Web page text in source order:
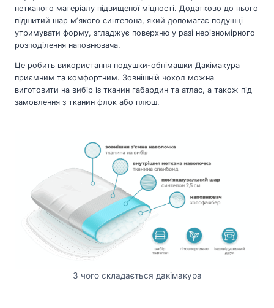
нетканого матеріалу підвищеної міцності. Додатково до нього
підшитий шар мʼякого синтепона, який допомагає подушці
утримувати форму, згладжує поверхню у разі нерівномірного
розподілення наповнювача.
Це робить використання подушки-обнімашки Дакімакура
приємним та комфортним. Зовнішній чохол можна
виготовити на вибір із тканин габардин та атлас, а також під
замовлення з тканин флок або плюш.
З чого складається дакімакура